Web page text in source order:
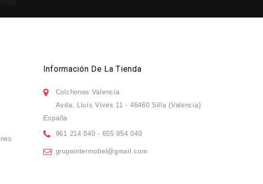
Información De La Tienda
Colchones Valencia
Avda. Lluís Vives 11 - 46460 Silla (Valencia)
España
961 214 040 - 655 954 040
grupointermobel@gmail.com